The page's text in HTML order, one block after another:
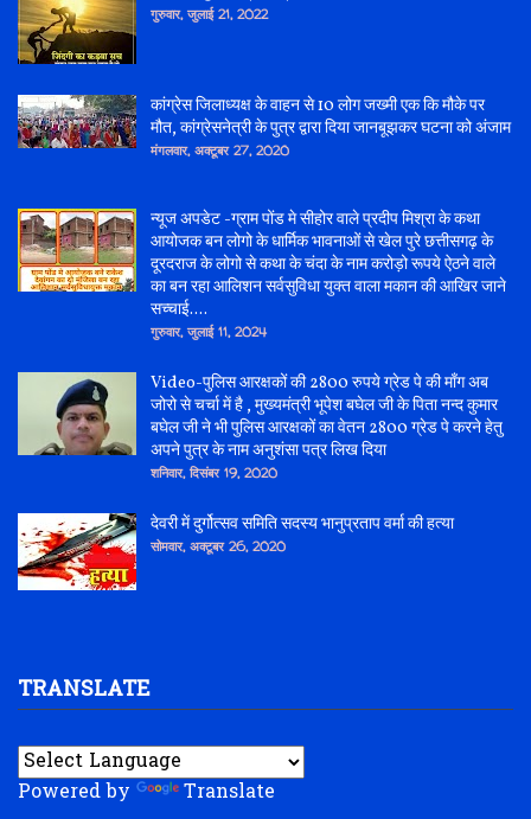
गुरुवार, जुलाई 21, 2022
कांग्रेस जिलाध्यक्ष के वाहन से 10 लोग जख्मी एक कि मौके पर
मौत, कांग्रेसनेत्री के पुत्र द्वारा दिया जानबूझकर घटना को अंजाम
मंगलवार, अक्टूबर 27, 2020
न्यूज अपडेट -ग्राम पोंड मे सीहोर वाले प्रदीप मिश्रा के कथा
आयोजक बन लोगो के धार्मिक भावनाओं से खेल पुरे छत्तीसगढ़ के
दूरदराज के लोगो से कथा के चंदा के नाम करोड़ो रूपये ऐठने वाले
का बन रहा आलिशन सर्वसुविधा युक्त वाला मकान की आखिर जाने
सच्चाई....
गुरुवार, जुलाई 11, 2024
Video-पुलिस आरक्षकों की 2800 रुपये ग्रेड पे की माँग अब
जोरो से चर्चा में है , मुख्यमंत्री भूपेश बघेल जी के पिता नन्द कुमार
बघेल जी ने भी पुलिस आरक्षकों का वेतन 2800 ग्रेड पे करने हेतु
अपने पुत्र के नाम अनुशंसा पत्र लिख दिया
शनिवार, दिसंबर 19, 2020
देवरी में दुर्गोत्सव समिति सदस्य भानुप्रताप वर्मा की हत्या
सोमवार, अक्टूबर 26, 2020
TRANSLATE
Powered by Translate